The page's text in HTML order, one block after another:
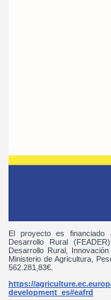
El proyecto es
Desarrollo Rural
Desarrollo Rural,
Ministerio de Agricultura,
562.281,83€.
https://
development_es#eafrd